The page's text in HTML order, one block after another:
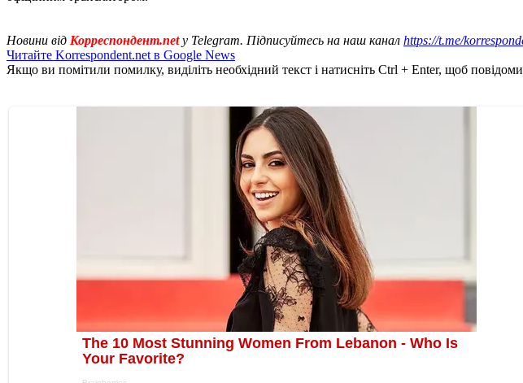
Новини від Корреспондент.netу Telegram. Підписуйтесь на наш канал https://t.me/
Читайте Korrespondent.net в Google News
Якщо ви помітили помилку, виділіть необхідний текст і натисніть Ctrl + Enter, щоб